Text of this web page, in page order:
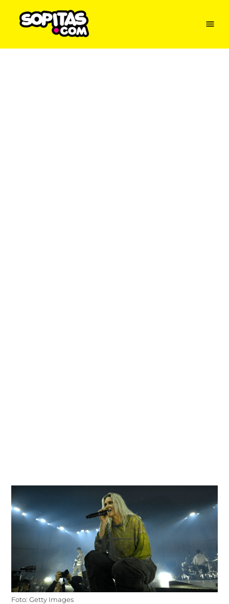
content
Menu
Foto: Getty Images